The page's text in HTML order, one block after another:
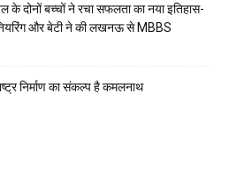
के दोनों बच्चों ने रचा सफलता का नया इतिहास-
और बेटी ने की लखनऊ से MBBS
निर्माण का संकल्प है कमलनाथ